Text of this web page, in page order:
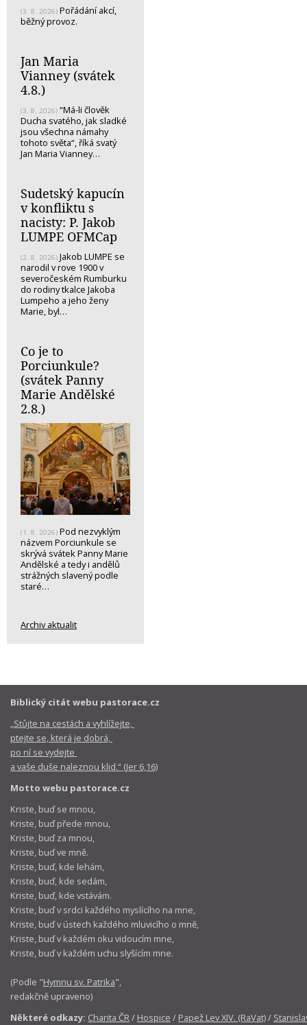
(3. 8. 2026) Pořádání akcí,
běžný provoz.
Jan Maria
Vianney (svátek
4.8.)
(3. 8. 2026) “Má-li člověk
Ducha svatého, jak sladké
jsou všechna námahy
tohoto světa“, říká svatý
Jan Maria Vianney…
Sudetský kapucín
v konfliktu s
nacisty: P. Jakob
LUMPE OFMCap
(2. 8. 2026) Jakob LUMPE se
narodil v rove 1900 v
severočeském Rumburku
do rodiny tkalce Jakoba
Lumpeho a jeho ženy
Marie, byl…
Co je to
Porciunkule?
(svátek Panny
Marie Andělské
2.8.)
(1. 8. 2026) Pod nezvyklým
názvem Porciunkule se
skrývá svátek Panny Marie
Andělské a tedy i andělů
strážných slavený podle
staré…
Archiv aktualit
Biblický citát webu pastorace.cz
„Stůjte na cestách a vyhlížejte,
ptejte se, která je dobrá,
po ní se vydejte
a vaše duše naleznou klid.“ (Jer 6,16)
Motto webu pastorace.cz
Kriste, buď se mnou,
Kriste, buď přede mnou,
Kriste, buď za mnou,
Kriste, buď ve mně.
Kriste, buď, kde lehám,
Kriste, buď, kde sedám,
Kriste, buď, kde vstávám.
Kriste, buď v srdci každého myslícího na mne,
Kriste, buď v ústech každého mluvicího o mně,
Kriste, buď v každém oku vidoucím mne,
Kriste, buď v každém uchu slyšícím mne.
(Podle "Hymnu sv. Patrika",
redakčně upraveno)
Některé odkazy: Charita ČR/ Hospice / Papež Lev XIV. (RaVat)/